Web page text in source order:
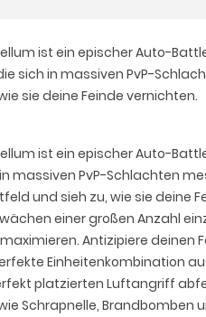
ist ein epischer Auto-
sich in massiven PvP-
sie deine Feinde vernichten.
ist ein epischer Auto-
massiven PvP-Schlachten
und sieh zu, wie sie deine
einer großen Anzahl
Antizipiere deinen
Einheitenkombination
platzierten Luftangriff
Schrapnelle,